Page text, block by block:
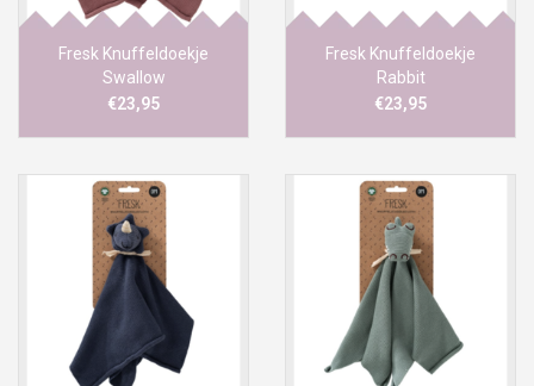
Fresk Knuffeldoekje
Swallow
€23,95
Fresk Knuffeldoekje
Rabbit
€23,95